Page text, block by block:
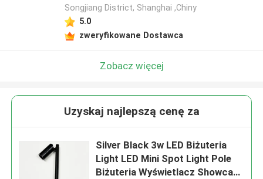
Songjiang District, Shanghai ,Chiny
5.0
zweryfikowane Dostawca
Zobacz więcej
Uzyskaj najlepszą cenę za
Silver Black 3w LED Biżuteria
Light LED Mini Spot Light Pole
Biżuteria Wyświetlacz Showcase